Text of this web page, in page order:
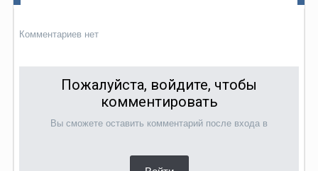
Комментариев нет
Пожалуйста, войдите, чтобы
комментировать
Вы сможете оставить комментарий после входа в